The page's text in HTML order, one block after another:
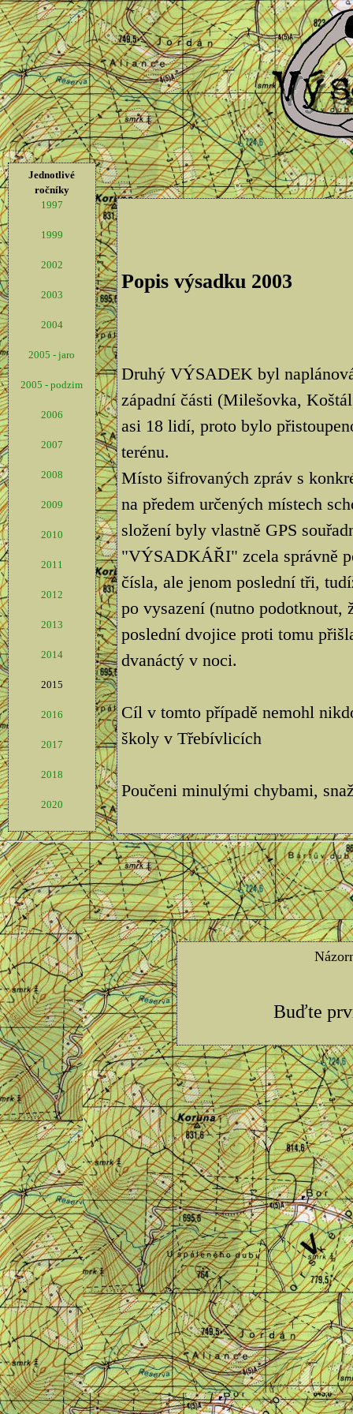
Jednotlivé
ročníky
1997
1999
2002
2003
2004
2005 - jaro
2005 - podzim
2006
2007
2008
2009
2010
2011
2012
2013
2014
2015
2016
2017
2018
2020
Popis výsadku 2003
Druhý VÝSADEK byl
západní části (Milešovka,
asi 18 lidí, proto bylo
terénu.
Místo šifrovaných zpráv s
na předem určených místech
složení byly vlastně GPS
"VÝSADKÁŘI" zcela správně
čísla, ale jenom poslední tři,
po vysazení (nutno
poslední dvojice proti tomu
dvanáctý v noci.
Cíl v tomto případě nemohl
školy v Třebívlicích
Poučeni minulými chybami,